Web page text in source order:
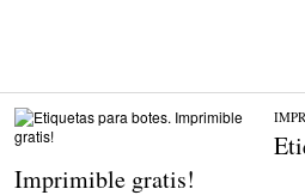
Imprimible gratis!